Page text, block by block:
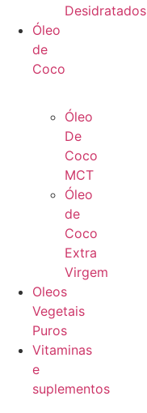
Desidratados
Óleo
de
Coco
Óleo
De
Coco
MCT
Óleo
de
Coco
Extra
Virgem
Oleos
Vegetais
Puros
Vitaminas
e
suplementos